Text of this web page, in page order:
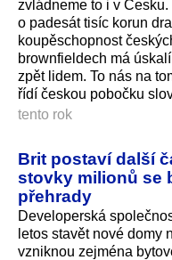
zvládneme to i v
o padesát tisíc korun
koupěschopnost
brownfieldech má
zpět lidem. To nás na
řídí českou pobočku
tento rok
Brit postaví další
stovky milionů se
přehrady
Developerská
letos stavět nové domy
vzniknou zejména